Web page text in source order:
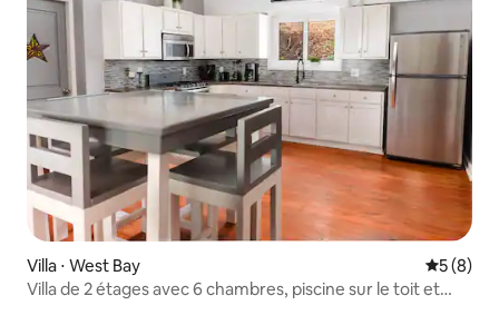
Villa ⋅ West Bay
5 (8)
Villa de 2 étages avec 6 chambres, piscine sur le toit et